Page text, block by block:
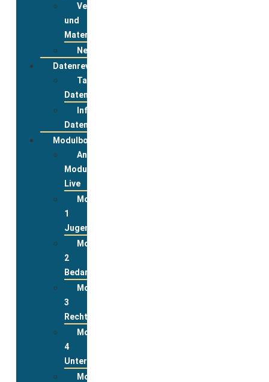
Veranstaltungsanmeldung
und
Materialbestellung
Newsletter
Datenreview
Tabelle
Datenreview
Informationen
Datenreview
Modulbox
Anmeldung
Modulbox
Live
Modul
1
Jugend
Modul
2
Bedarfslagen
Modul
3
Rechte
Modul
4
Unterstützungsleistungen
Modul